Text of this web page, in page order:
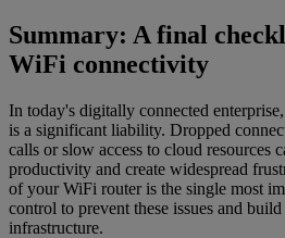
Summary: A final
WiFi connectivity
In today's digitally connected
is a significant liability. Dropped
calls or slow access to cloud resources
productivity and create widespread
of your WiFi router is the single most
control to prevent these issues and
infrastructure.